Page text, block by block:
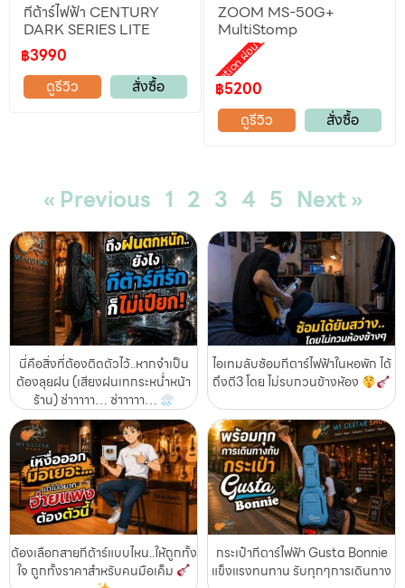
กีต้าร์ไฟฟ้า CENTURY
DARK SERIES LITE
฿3990
ดูรีวิว
สั่งซื้อ
ZOOM MS-50G+
MultiStomp
Promotion ผ่อน 0%
฿5200
ดูรีวิว
สั่งซื้อ
« Previous 1 2 3 4 5 Next »
นี่คือสิ่งที่ต้องติดตัวไว้..หากจำเป็น
ต้องลุยฝน (เสียงฝนเทกระหน่ำหน้า
ร้าน) ซ่าาาาา… ซ่าาาาา…
ไอเทมลับซ้อมกีตาร์ไฟฟ้าในหอพัก ได้
ถึงตี3 โดย ไม่รบกวนข้างห้อง
ต้องเลือกสายกีต้าร์แบบไหน..ให้ถูกทั้ง
ใจ ถูกทั้งราคาสำหรับคนมือเค็ม
กระเป๋ากีตาร์ไฟฟ้า Gusta Bonnie
แข็งแรงทนทาน รับทุกๆการเดินทาง